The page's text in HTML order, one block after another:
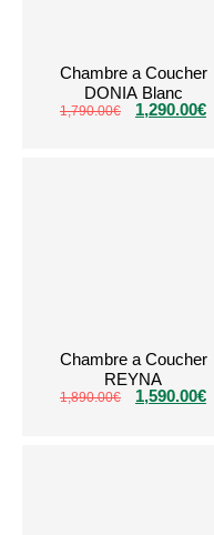
Chambre a Coucher
DONIA Blanc
1,790.00€ 1,290.00€
Chambre a Coucher
REYNA
1,890.00€ 1,590.00€